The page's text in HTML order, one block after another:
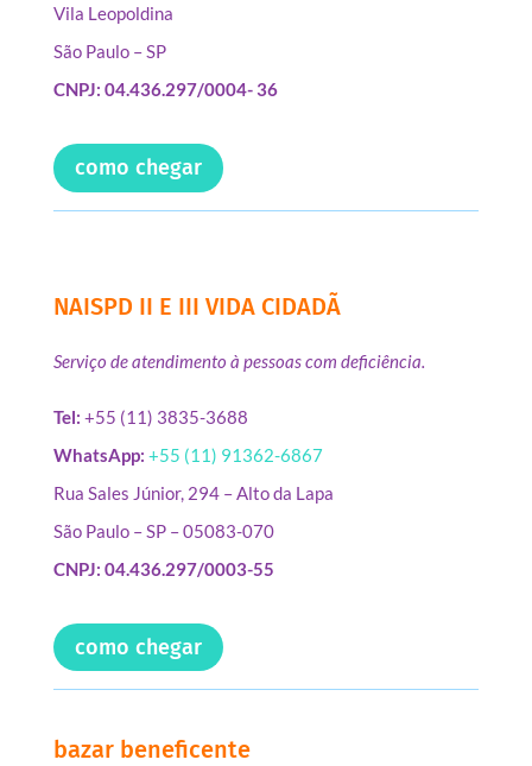
Vila Leopoldina
São Paulo – SP
CNPJ: 04.436.297/0004- 36
como chegar
NAISPD II E III VIDA CIDADÃ
Serviço de atendimento à pessoas com deficiência.
Tel: +55 (11) 3835-3688
WhatsApp: +55 (11) 91362-6867
Rua Sales Júnior, 294 – Alto da Lapa
São Paulo – SP – 05083-070
CNPJ: 04.436.297/0003-55
como chegar
bazar beneficente